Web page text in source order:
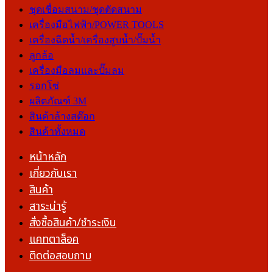
ชุดเชื่อมสนาม/ชุดตัดสนาม
เครื่องมือไฟฟ้า/POWER TOOLS
เครื่องฉีดน้ำ/เครื่องสูบน้ำ/ปั๊มน้ำ
ลูกล้อ
เครื่องมือลมและปั๊มลม
รอกโซ่
ผลิตภัณฑ์ 3M
สินค้าล้างสต๊อก
สินค้าทั้งหมด
หน้าหลัก
เกี่ยวกับเรา
สินค้า
สาระน่ารู้
สั่งซื้อสินค้า/ชำระเงิน
แคทตาล็อค
ติดต่อสอบถาม